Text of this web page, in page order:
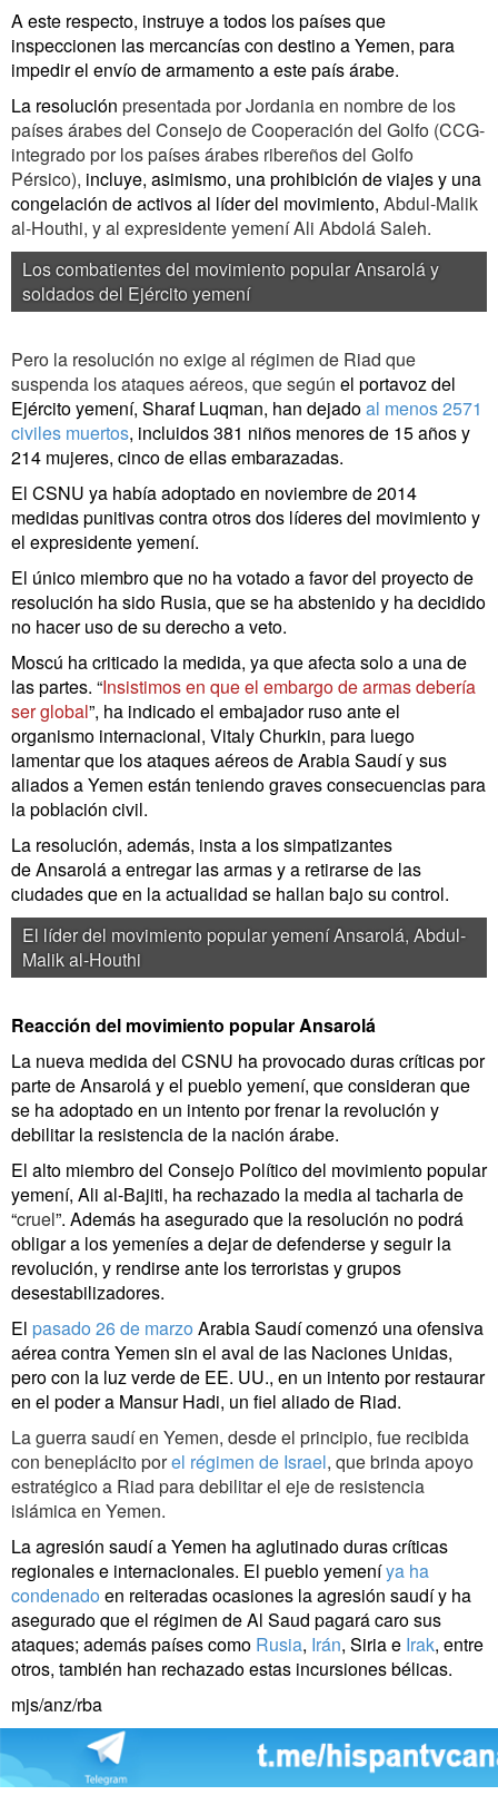
A este respecto, instruye a todos los países que
inspeccionen las mercancías con destino a Yemen, para
impedir el envío de armamento a este país árabe.
La resolución presentada por Jordania en nombre de los
países árabes del Consejo de Cooperación del Golfo (CCG-
integrado por los países árabes ribereños del Golfo
Pérsico), incluye, asimismo, una prohibición de viajes y una
congelación de activos al líder del movimiento, Abdul-Malik
al-Houthi, y al expresidente yemení Ali Abdolá Saleh.
Los combatientes del movimiento popular Ansarolá y
soldados del Ejército yemení
Pero la resolución no exige al régimen de Riad que
suspenda los ataques aéreos, que según el portavoz del
Ejército yemení, Sharaf Luqman, han dejadoal menos 2571
civiles muertos, incluidos 381 niños menores de 15 años y
214 mujeres, cinco de ellas embarazadas.
El CSNU ya había adoptado en noviembre de 2014
medidas punitivas contra otros dos líderes del movimiento y
el expresidente yemení.
El único miembro que no ha votado a favor del proyecto de
resolución ha sido Rusia, que se ha abstenido y ha decidido
no hacer uso de su derecho a veto.
Moscú ha criticado la medida, ya que afecta solo a una de
las partes. “Insistimos en que el embargo de armas debería
ser global”, ha indicado el embajador ruso ante el
organismo internacional, Vitaly Churkin, para luego
lamentar que los ataques aéreos de Arabia Saudí y sus
aliados a Yemen están teniendo graves consecuencias para
la población civil.
La resolución, además, insta a los simpatizantes
de Ansarolá a entregar las armas y a retirarse de las
ciudades que en la actualidad se hallan bajo su control.
El líder del movimiento popular yemení Ansarolá, Abdul-
Malik al-Houthi
Reacción del movimiento popular Ansarolá
La nueva medida del CSNU ha provocado duras críticas por
parte de Ansarolá y el pueblo yemení, que consideran que
se ha adoptado en un intento por frenar la revolución y
debilitar la resistencia de la nación árabe.
El alto miembro del Consejo Político del movimiento popular
yemení, Ali al-Bajiti, ha rechazado la media al tacharla de
“cruel”. Además ha asegurado que la resolución no podrá
obligar a los yemeníes a dejar de defenderse y seguir la
revolución, y rendirse ante los terroristas y grupos
desestabilizadores.
El pasado 26 de marzo Arabia Saudí comenzó una ofensiva
aérea contra Yemen sin el aval de las Naciones Unidas,
pero con la luz verde de EE. UU., en un intento por restaurar
en el poder a Mansur Hadi, un fiel aliado de Riad.
La guerra saudí en Yemen, desde el principio, fue recibida
con beneplácito porel régimen de Israel, que brinda apoyo
estratégico a Riad para debilitar el eje de resistencia
islámica en Yemen.
La agresión saudí a Yemen ha aglutinado duras críticas
regionales e internacionales. El pueblo yemeníya ha
condenado en reiteradas ocasiones la agresión saudí y ha
asegurado que el régimen de Al Saud pagará caro sus
ataques; además países como Rusia, Irán, Siria e Irak, entre
otros, también han rechazado estas incursiones bélicas.
mjs/anz/rba